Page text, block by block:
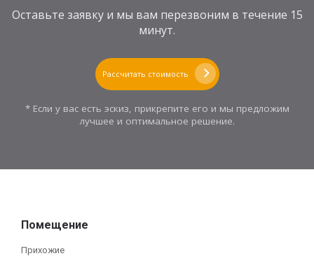
Оставьте заявку и мы вам перезвоним в течение 15
минут.
Рассчитать стоимость
* Если у вас есть эскиз, прикрепите его и мы предложим
лучшее и оптимальное решение.
Помещение
Прихожие